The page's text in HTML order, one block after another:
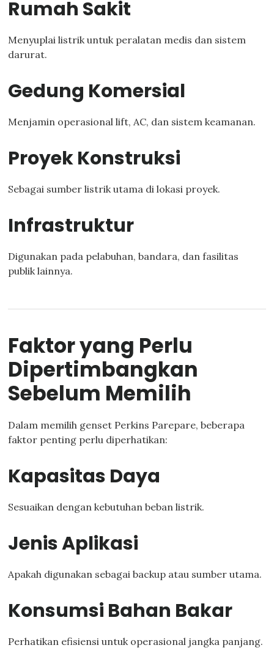
Rumah Sakit
Menyuplai listrik untuk peralatan medis dan sistem
darurat.
Gedung Komersial
Menjamin operasional lift, AC, dan sistem keamanan.
Proyek Konstruksi
Sebagai sumber listrik utama di lokasi proyek.
Infrastruktur
Digunakan pada pelabuhan, bandara, dan fasilitas
publik lainnya.
Faktor yang Perlu
Dipertimbangkan
Sebelum Memilih
Dalam memilih genset Perkins Parepare, beberapa
faktor penting perlu diperhatikan:
Kapasitas Daya
Sesuaikan dengan kebutuhan beban listrik.
Jenis Aplikasi
Apakah digunakan sebagai backup atau sumber utama.
Konsumsi Bahan Bakar
Perhatikan efisiensi untuk operasional jangka panjang.